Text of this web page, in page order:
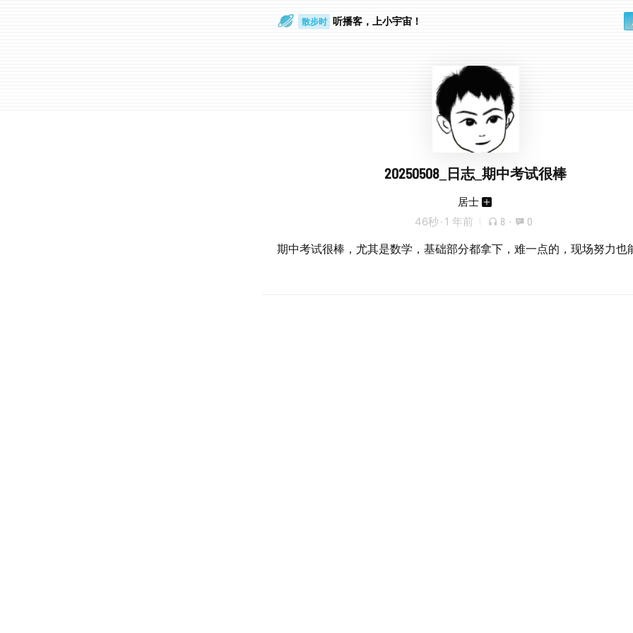
散步时 听播客，上小宇宙！
20250508_日志_期中考试很棒
居士
46秒· 1 年前 8 · 0
期中考试很棒，尤其是数学，基础部分都拿下，难一点的，现场努力也